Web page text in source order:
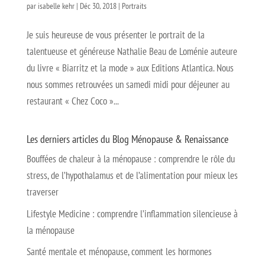
par isabelle kehr| Déc 30, 2018| Portraits
Je suis heureuse de vous présenter le portrait de la
talentueuse et généreuse Nathalie Beau de Loménie auteure
du livre « Biarritz et la mode » aux Editions Atlantica. Nous
nous sommes retrouvées un samedi midi pour déjeuner au
restaurant « Chez Coco »...
Les derniers articles du Blog Ménopause & Renaissance
Bouffées de chaleur à la ménopause : comprendre le rôle du
stress, de l’hypothalamus et de l’alimentation pour mieux les
traverser
Lifestyle Medicine : comprendre l’inflammation silencieuse à
la ménopause
Santé mentale et ménopause, comment les hormones